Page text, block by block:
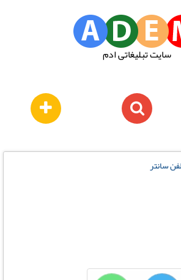
سایت تبلیغاتی ادم
سانتر